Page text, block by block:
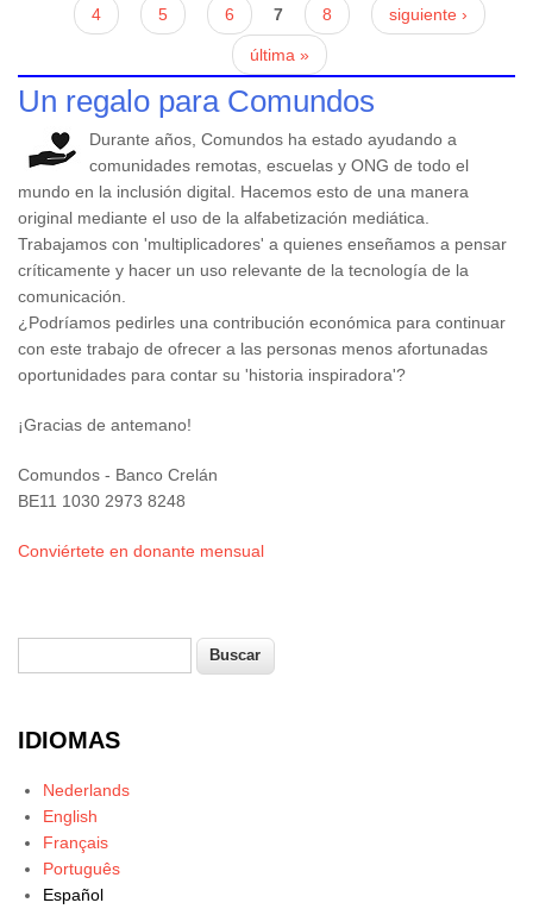
4 5 6 7 8 siguiente ›
última »
Un regalo para Comundos
Durante años, Comundos ha estado ayudando a
comunidades remotas, escuelas y ONG de todo el
mundo en la inclusión digital. Hacemos esto de una manera
original mediante el uso de la alfabetización mediática.
Trabajamos con 'multiplicadores' a quienes enseñamos a pensar
críticamente y hacer un uso relevante de la tecnología de la
comunicación.
¿Podríamos pedirles una contribución económica para continuar
con este trabajo de ofrecer a las personas menos afortunadas
oportunidades para contar su 'historia inspiradora'?
¡Gracias de antemano!
Comundos - Banco Crelán
BE11 1030 2973 8248
Conviértete en donante mensual
Formulario de búsqueda
IDIOMAS
Nederlands
English
Français
Português
Español